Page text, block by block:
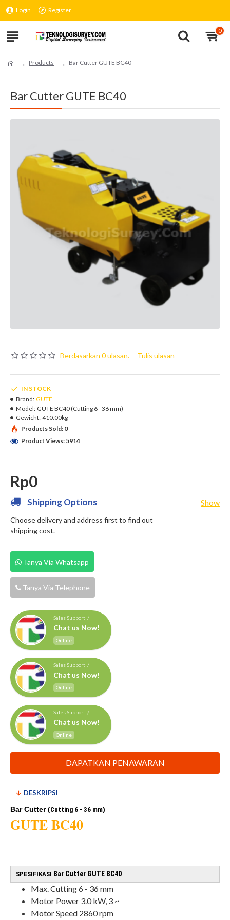
Login Register
0
Products Bar Cutter GUTE BC40
Bar Cutter GUTE BC40
Berdasarkan 0 ulasan. - Tulis ulasan
Rp0
IN STOCK
Brand: GUTE
Model: GUTE BC40 (Cutting 6 - 36 mm)
Gewicht: 410.00kg
Products Sold: 0
Product Views: 5914
Shipping Options
Choose delivery and address first to find out
shipping cost.
Show
Tanya Via Whatsapp
Tanya Via Telephone
Sales Support /
Chat us Now!
Online
Sales Support /
Chat us Now!
Online
Sales Support /
Chat us Now!
Online
DAPATKAN PENAWARAN
DESKRIPSI
Bar Cutter (Cutting 6 - 36 mm)
GUTE BC40
SPESIFIKASI Bar Cutter GUTE BC40
Max. Cutting6 - 36 mm
Motor Power 3.0 kW, 3 ~
Motor Speed 2860 rpm